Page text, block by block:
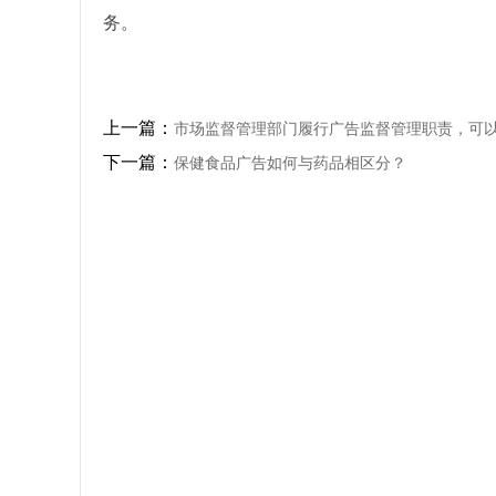
务。
上一篇： 市场监督管理部门履行广告监督管理职责，可
下一篇： 保健食品广告如何与药品相区分？